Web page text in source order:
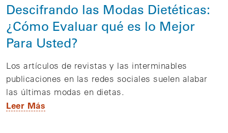
Descifrando las Modas Dietéticas:
¿Cómo Evaluar qué es lo Mejor
Para Usted?
Los artículos de revistas y las interminables
publicaciones en las redes sociales suelen alabar
las últimas modas en dietas.
Leer Más